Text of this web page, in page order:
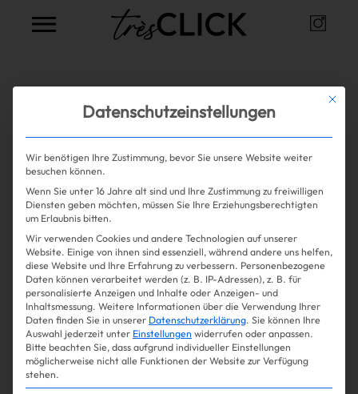
Shopping
Gossip
Experience
Win Win
Alle Artikel zum Thema
Bermuda Shorts
Mehr lesen
Mit
Datenschutzeinstellungen
Wir benötigen Ihre Zustimmung, bevor Sie unsere Website weiter
besuchen können.
Wenn Sie unter 16 Jahre alt sind und Ihre Zustimmung zu freiwilligen
Diensten geben möchten, müssen Sie Ihre Erziehungsberechtigten
um Erlaubnis bitten.
Wir verwenden Cookies und andere Technologien auf unserer
Website. Einige von ihnen sind essenziell, während andere uns helfen,
diese Website und Ihre Erfahrung zu verbessern. Personenbezogene
Daten können verarbeitet werden (z. B. IP-Adressen), z. B. für
personalisierte Anzeigen und Inhalte oder Anzeigen- und
Inhaltsmessung. Weitere Informationen über die Verwendung Ihrer
Daten finden Sie in unserer Datenschutzerklärung. Sie können Ihre
Auswahl jederzeit unter Einstellungen widerrufen oder anpassen.
Bitte beachten Sie, dass aufgrund individueller Einstellungen
möglicherweise nicht alle Funktionen der Website zur Verfügung
stehen.